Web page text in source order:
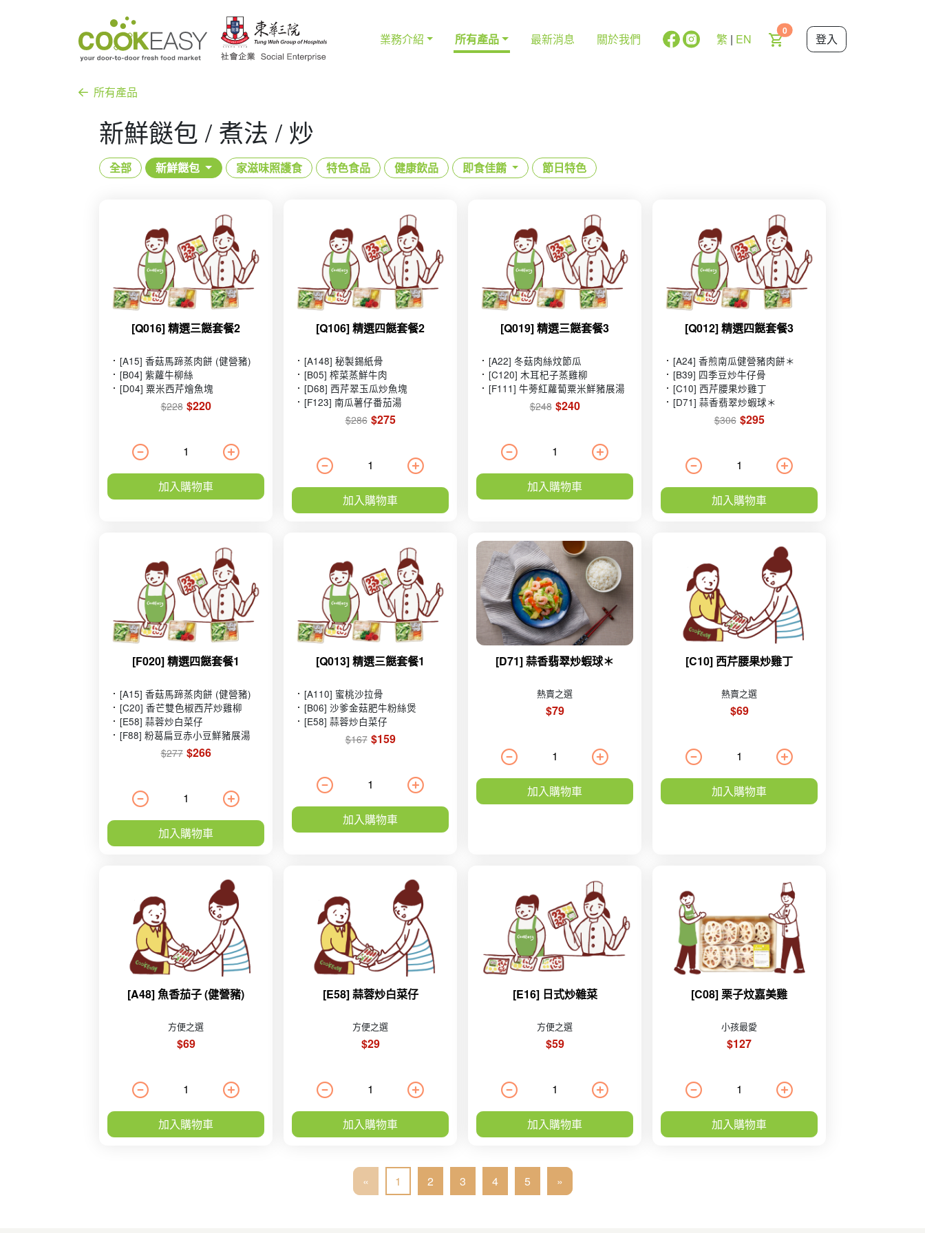
繁 | EN
0
登入
業務介紹 所有產品 最新消息 關於我們
所有產品
新鮮餸包 / 煮法 / 炒
全部 新鮮餸包 家滋味照護食 特色食品 健康飲品 即食佳餚 節日特色
[Q016] 精選三餸套餐2
[A15] 香菇馬蹄蒸肉餅 (健營豬)
[B04] 紫蘿牛柳絲
[D04] 粟米西芹燴魚塊
$228 $220
加入購物車
[Q106] 精選四餸套餐2
[A148] 秘製錫紙骨
[B05] 榨菜蒸鮮牛肉
[D68] 西芹翠玉瓜炒魚塊
[F123] 南瓜薯仔番茄湯
$286 $275
加入購物車
[Q019] 精選三餸套餐3
[A22] 冬菇肉絲炆節瓜
[C120] 木耳杞子蒸雞柳
[F111] 牛蒡紅蘿蔔粟米鮮豬展湯
$248 $240
加入購物車
[Q012] 精選四餸套餐3
[A24] 香煎南瓜健營豬肉餅＊
[B39] 四季豆炒牛仔骨
[C10] 西芹腰果炒雞丁
[D71] 蒜香翡翠炒蝦球＊
$306 $295
加入購物車
[F020] 精選四餸套餐1
[A15] 香菇馬蹄蒸肉餅 (健營豬)
[C20] 香芒雙色椒西芹炒雞柳
[E58] 蒜蓉炒白菜仔
[F88] 粉葛扁豆赤小豆鮮豬展湯
$277 $266
加入購物車
[Q013] 精選三餸套餐1
[A110] 蜜桃沙拉骨
[B06] 沙爹金菇肥牛粉絲煲
[E58] 蒜蓉炒白菜仔
$167 $159
加入購物車
[D71] 蒜香翡翠炒蝦球＊
熱賣之選
$79
加入購物車
[C10] 西芹腰果炒雞丁
熱賣之選
$69
加入購物車
[A48] 魚香茄子 (健營豬)
方便之選
$69
加入購物車
[E58] 蒜蓉炒白菜仔
方便之選
$29
加入購物車
[E16] 日式炒雜菜
方便之選
$59
加入購物車
[C08] 栗子炆嘉美雞
小孩最愛
$127
加入購物車
« 1 2 3 4 5 »